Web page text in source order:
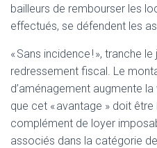
bailleurs de rembourser les
effectués, se défendent les
« Sans incidence ! », tranche
redressement fiscal. Le
d’aménagement augmente
que cet « avantage » doit
complément de loyer
associés dans la catégorie